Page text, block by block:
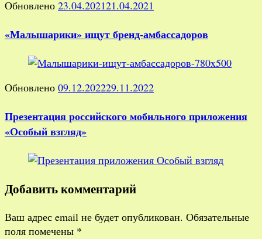
Обновлено 23.04.202121.04.2021
«Малышарики» ищут бренд-амбассадоров
Обновлено 09.12.202229.11.2022
Презентация российского мобильного приложения
«Особый взгляд»
Добавить комментарий
Ваш адрес email не будет опубликован. Обязательные
поля помечены *